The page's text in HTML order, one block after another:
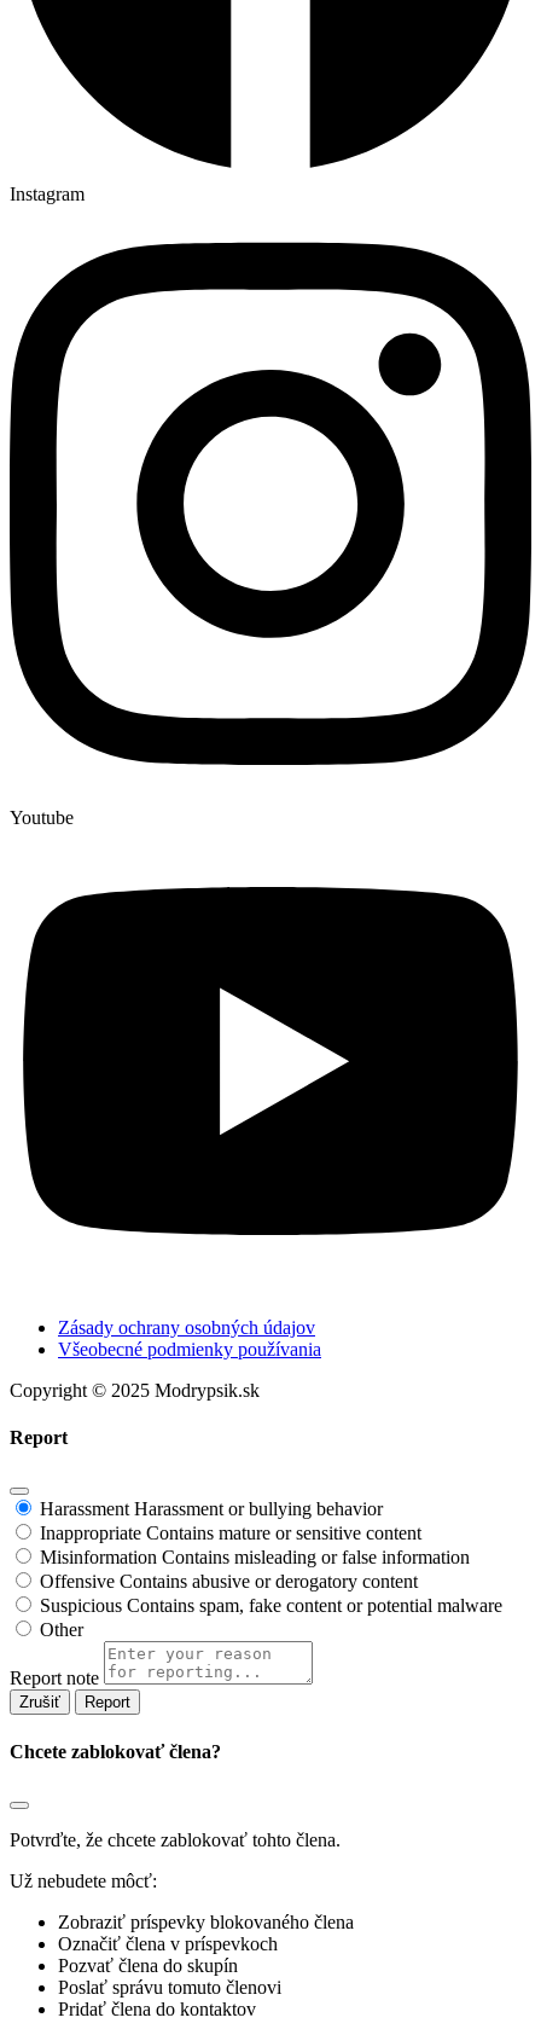
Instagram
Youtube
Zásady ochrany osobných údajov
Všeobecné podmienky používania
Copyright © 2025 Modrypsik.sk
Report
Harassment Harassment or bullying behavior
Inappropriate Contains mature or sensitive content
Misinformation Contains misleading or false information
Offensive Contains abusive or derogatory content
Suspicious Contains spam, fake content or potential malware
Other
Report note
Report
Chcete zablokovať člena?
Potvrďte, že chcete zablokovať tohto člena.
Už nebudete môcť:
Zobraziť príspevky blokovaného člena
Označiť člena v príspevkoch
Pozvať člena do skupín
Poslať správu tomuto členovi
Pridať člena do kontaktov